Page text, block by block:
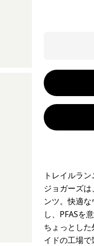
トレイルラ
ジョガーズ
ンツ。快適
し、PFASを
ちょっとし
イドの工場で